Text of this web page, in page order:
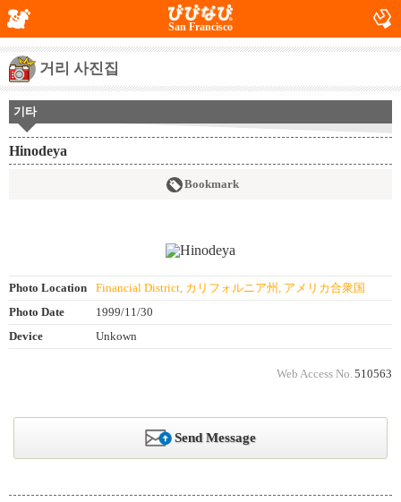
San Francisco
거리 사진집
기타
Hinodeya
Bookmark
Photo Location
Financial District, カリフォルニア州, アメリカ合衆国
Photo Date
1999/11/30
Device
Unkown
Web Access No. 510563
Send Message